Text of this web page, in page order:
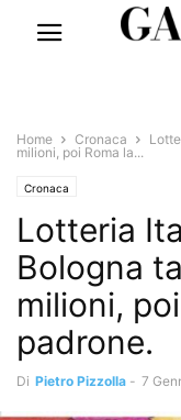
Home Cronaca
milioni, poi Roma la...
Cronaca
Lotteria
Bologna
milioni,
padrone.
Di Pietro Pizzolla - 7